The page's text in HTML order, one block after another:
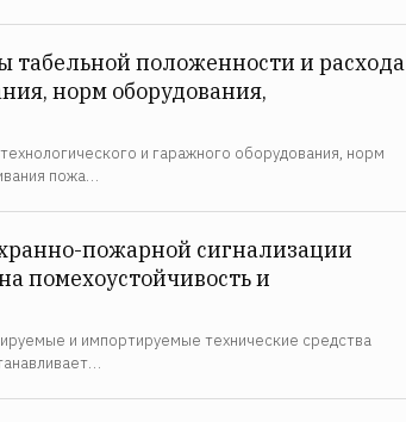
положенности и расхода
норм оборудования,
и гаражного оборудования, норм
пожа…
пожарной сигнализации
помехоустойчивость и
и импортируемые технические средства